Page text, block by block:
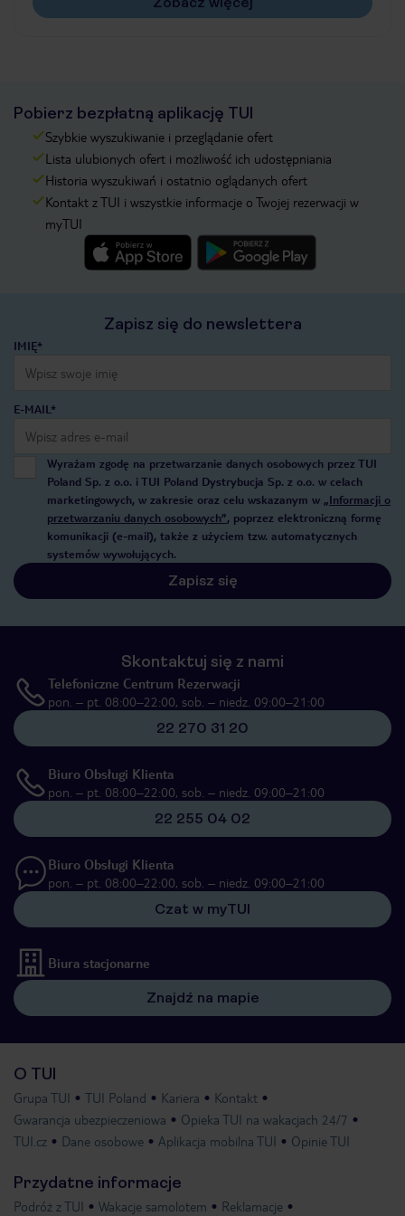
Pobierz bezpłatną aplikację TUI
Szybkie wyszukiwanie i przeglądanie ofert
Lista ulubionych ofert i możliwość ich udostępniania
Historia wyszukiwań i ostatnio oglądanych ofert
Kontakt z TUI i wszystkie informacje o Twojej rezerwacji w
myTUI
Zapisz się do newslettera
IMIĘ*
E-MAIL*
Wyrażam zgodę na przetwarzanie danych osobowych przez TUI
Poland Sp. z o.o. i TUI Poland Dystrybucja Sp. z o.o. w celach
marketingowych, w zakresie oraz celu wskazanym w „Informacji o
przetwarzaniu danych osobowych”, poprzez elektroniczną formę
komunikacji (e-mail), także z użyciem tzw. automatycznych
systemów wywołujących.
Zapisz się
Skontaktuj się z nami
Telefoniczne Centrum Rezerwacji
pon. – pt. 08:00–22:00, sob. – niedz. 09:00–21:00
22 270 31 20
Biuro Obsługi Klienta
pon. – pt. 08:00–22:00, sob. – niedz. 09:00–21:00
22 255 04 02
Biuro Obsługi Klienta
pon. – pt. 08:00–22:00, sob. – niedz. 09:00–21:00
Czat w myTUI
Biura stacjonarne
Znajdź na mapie
O TUI
Grupa TUI TUI Poland Kariera
Kontakt
Gwarancja ubezpieczeniowa
Opieka TUI na wakacjach 24/7
TUI.cz
Dane osobowe Aplikacja mobilna TUI Opinie TUI
Przydatne informacje
Podróż z TUI Wakacje samolotem Reklamacje